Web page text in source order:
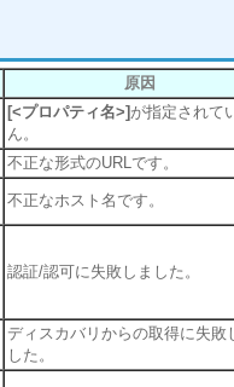
原因
[<プロパティ名>] が指定されて
ん。
不正な形式のURLです。
不正なホスト名です。
認証/認可に失敗しました。
ディスカバリからの取得に失敗
した。